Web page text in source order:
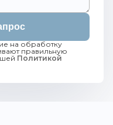
на обработку
правильную
Политикой